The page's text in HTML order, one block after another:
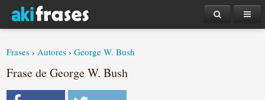
Frases ›Autores ›George W. Bush
Frase de George W. Bush